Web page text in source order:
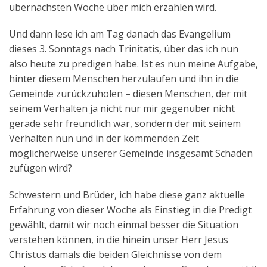
übernächsten Woche über mich erzählen wird.
Und dann lese ich am Tag danach das Evangelium
dieses 3. Sonntags nach Trinitatis, über das ich nun
also heute zu predigen habe. Ist es nun meine Aufgabe,
hinter diesem Menschen herzulaufen und ihn in die
Gemeinde zurückzuholen – diesen Menschen, der mit
seinem Verhalten ja nicht nur mir gegenüber nicht
gerade sehr freundlich war, sondern der mit seinem
Verhalten nun und in der kommenden Zeit
möglicherweise unserer Gemeinde insgesamt Schaden
zufügen wird?
Schwestern und Brüder, ich habe diese ganz aktuelle
Erfahrung von dieser Woche als Einstieg in die Predigt
gewählt, damit wir noch einmal besser die Situation
verstehen können, in die hinein unser Herr Jesus
Christus damals die beiden Gleichnisse von dem